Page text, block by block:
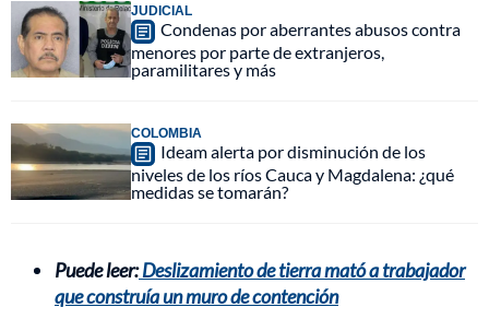
JUDICIAL
Condenas por aberrantes abusos contra
menores por parte de extranjeros,
paramilitares y más
COLOMBIA
Ideam alerta por disminución de los
niveles de los ríos Cauca y Magdalena: ¿qué
medidas se tomarán?
Puede leer:Deslizamiento de tierra mató a trabajador
que construía un muro de contención